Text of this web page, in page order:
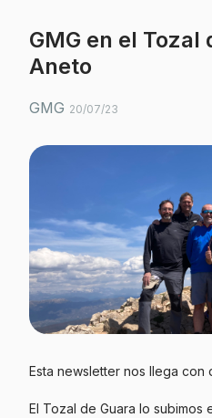
GMG en el Tozal
Aneto
GMG 20/07/23
Esta newsletter nos llega con
El Tozal de Guara lo subimos